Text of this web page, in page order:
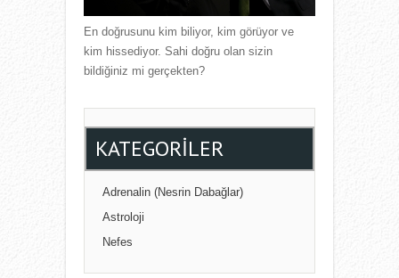
En doğrusunu kim biliyor, kim görüyor ve
kim hissediyor. Sahi doğru olan sizin
bildiğiniz mi gerçekten?
KATEGORILER
Adrenalin (Nesrin Dabağlar)
Astroloji
Nefes